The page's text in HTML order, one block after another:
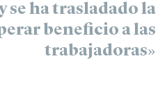
se ha trasladado la
beneficio a las
trabajadoras»